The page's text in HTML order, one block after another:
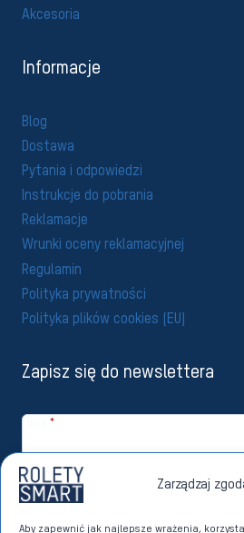
Zarządzaj
Aby zapewnić jak najlepsze wrażenia,
Akcesoria
Informacje
Blog
Dostawa
Pytania i odpowiedzi
Instrukcje do pobrania
Reklamacje
Wrunki oceny reklamacyjnej
Regulamin
Polityka prywatności
Polityka plików cookies (EU)
Zapisz się do newslettera
*
Email*
Zapisuję